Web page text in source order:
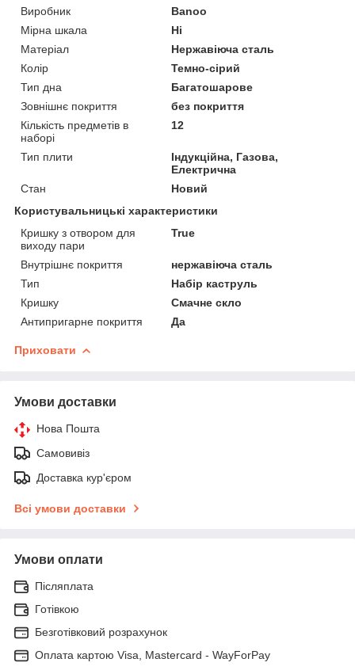
Виробник
Banoo
Мірна шкала
Ні
Матеріал
Нержавіюча сталь
Колір
Темно-сірий
Тип дна
Багатошарове
Зовнішнє покриття
без покриття
Кількість предметів в
наборі
12
Тип плити
Індукційна, Газова,
Електрична
Стан
Новий
Користувальницькі характеристики
Кришку з отвором для
виходу пари
True
Внутрішнє покриття
нержавіюча сталь
Тип
Набір каструль
Кришку
Смачне скло
Антипригарне покриття
Да
Приховати
Умови доставки
Нова Пошта
Самовивіз
Доставка кур'єром
Всі умови доставки
Умови оплати
Післяплата
Готівкою
Безготівковий розрахунок
Оплата картою Visa, Mastercard - WayForPay